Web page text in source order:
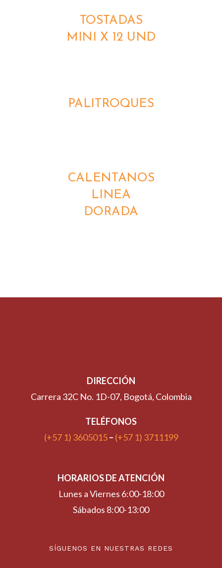
TOSTADAS
MINI X 12 UND
PALITROQUES
CALENTANOS
LINEA
DORADA
DIRECCIÓN
Carrera 32C No. 1D-07, Bogotá, Colombia
TELÉFONOS
(+57 1) 3605015– (+57 1) 3711199
HORARIOS DE ATENCIÓN
Lunes a Viernes 6:00-18:00
Sábados 8:00-13:00
SÍGUENOS EN NUESTRAS REDES